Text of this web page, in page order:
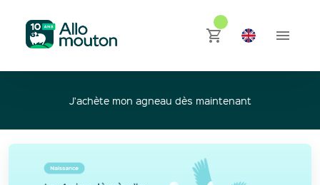
J'achète mon agneau dès maintenant